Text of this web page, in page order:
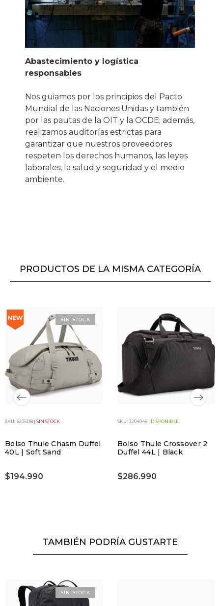
Abastecimiento y logística
responsables
Nos guiamos por los principios del Pacto
Mundial de las Naciones Unidas y también
por las pautas de la OIT y la OCDE; además,
realizamos auditorías estrictas para
garantizar que nuestros proveedores
respeten los derechos humanos, las leyes
laborales, la salud y seguridad y el medio
ambiente.
PRODUCTOS DE LA MISMA CATEGORÍA
SKU: 3205138 | SIN STOCK
Bolso Thule Chasm Duffel
40L | Soft Sand
$194.990
SIN STOCK
SKU: 3204048 | DISPONIBLE
Bolso Thule Crossover 2
Duffel 44L | Black
$286.990
TAMBIÉN PODRÍA GUSTARTE
SIN STOCK